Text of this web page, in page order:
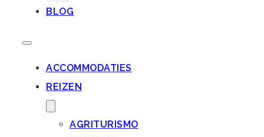
BLOG
ACCOMMODATIES
REIZEN
AGRITURISMO